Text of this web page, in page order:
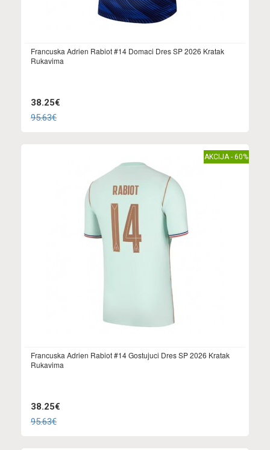
Francuska Adrien Rabiot #14 Domaci Dres SP 2026 Kratak
Rukavima
38.25€
95.63€
AKCIJA - 60%
Francuska Adrien Rabiot #14 Gostujuci Dres SP 2026 Kratak
Rukavima
38.25€
95.63€